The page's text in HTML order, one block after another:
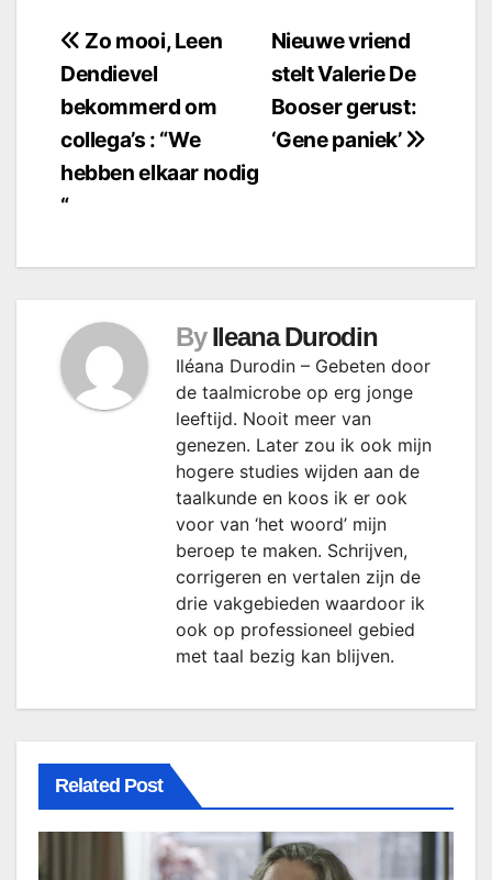
Bericht
navigatie
Nieuwe vriend
stelt Valerie De
Booser gerust:
‘Gene paniek’
Zo mooi, Leen
Dendievel
bekommerd om
collega’s : “We
hebben elkaar nodig
“
By Ileana Durodin
Iléana Durodin – Gebeten door
de taalmicrobe op erg jonge
leeftijd. Nooit meer van
genezen. Later zou ik ook mijn
hogere studies wijden aan de
taalkunde en koos ik er ook
voor van ‘het woord’ mijn
beroep te maken. Schrijven,
corrigeren en vertalen zijn de
drie vakgebieden waardoor ik
ook op professioneel gebied
met taal bezig kan blijven.
Related Post